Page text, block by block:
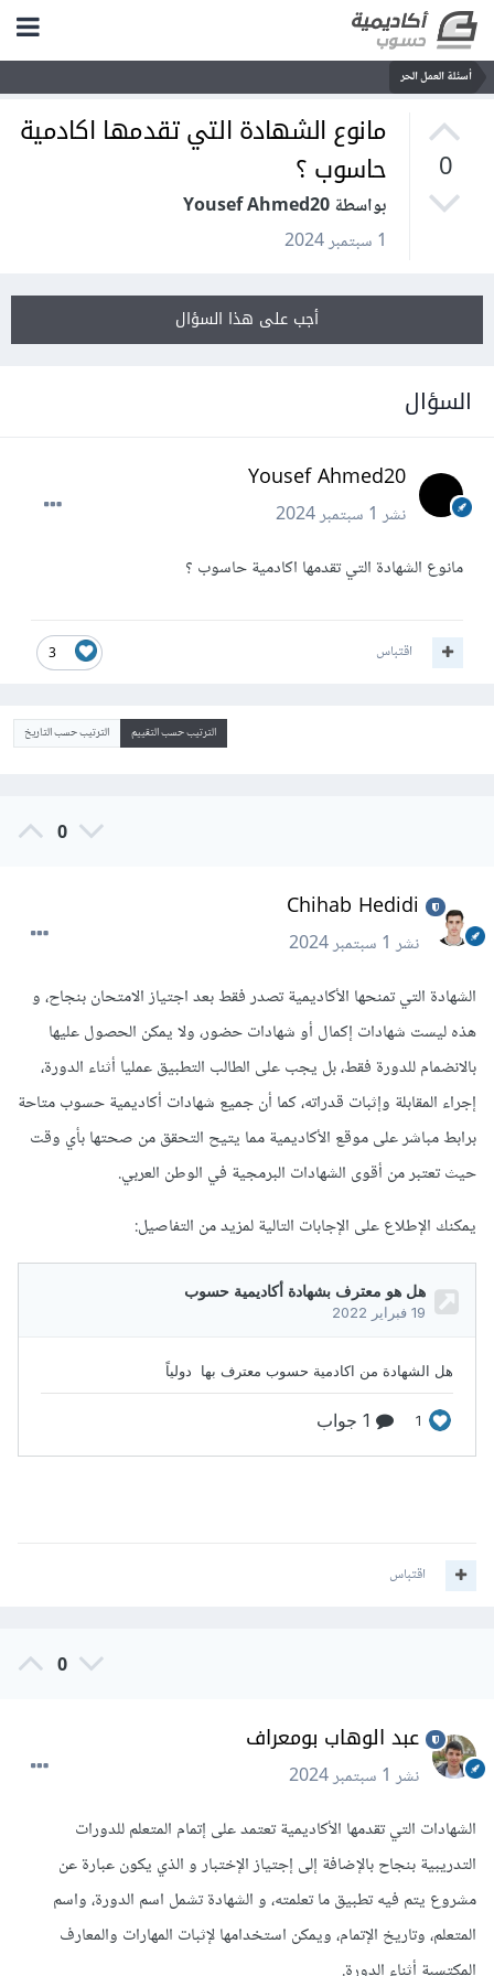
أسئلة العمل الحر
0
مانوع الشهادة التي تقدمها اكادمية
حاسوب ؟
بواسطة Yousef Ahmed20
1 سبتمبر 2024
أجب على هذا السؤال
السؤال
Yousef Ahmed20
نشر1 سبتمبر 2024
مانوع الشهادة التي تقدمها اكادمية حاسوب ؟
3 اقتباس
الترتيب حسب التقييم الترتيب حسب التاريخ
0
Chihab Hedidi
نشر1 سبتمبر 2024
الشهادة التي تمنحها الأكاديمية تصدر فقط بعد اجتياز الامتحان بنجاح، و
هذه ليست شهادات إكمال أو شهادات حضور، ولا يمكن الحصول عليها
بالانضمام للدورة فقط، بل يجب على الطالب التطبيق عمليا أثناء الدورة،
إجراء المقابلة وإثبات قدراته، كما أن جميع شهادات أكاديمية حسوب متاحة
برابط مباشر على موقع الأكاديمية مما يتيح التحقق من صحتها بأي وقت
حيث تعتبر من أقوى الشهادات البرمجية في الوطن العربي.
يمكنك الإطلاع على الإجابات التالية لمزيد من التفاصيل:
اقتباس
0
عبد الوهاب بومعراف
نشر1 سبتمبر 2024
الشهادات التي تقدمها الأكاديمية تعتمد على إتمام المتعلم للدورات
التدريبية بنجاح بالإضافة إلى إجتياز الإختبار و الذي يكون عبارة عن
مشروع يتم فيه تطبيق ما تعلمته، و الشهادة تشمل اسم الدورة، واسم
المتعلم، وتاريخ الإتمام، ويمكن استخدامها لإثبات المهارات والمعارف